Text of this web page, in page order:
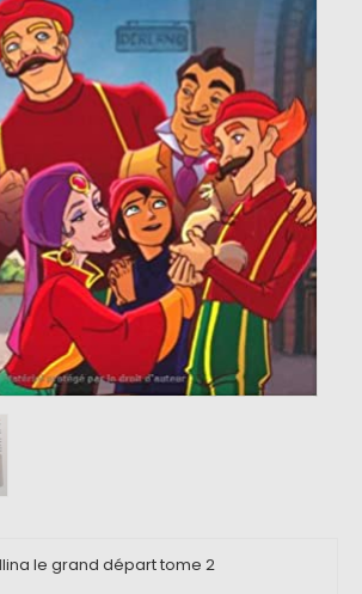
le grand départ tome 2